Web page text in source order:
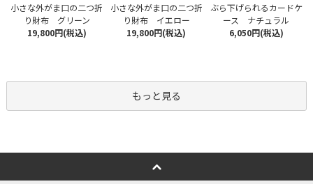
小さな外がま口の二つ折
り財布 グリーン
19,800円(税込)
小さな外がま口の二つ折
り財布 イエロー
19,800円(税込)
ぶら下げられるカードケ
ース ナチュラル
6,050円(税込)
もっと見る